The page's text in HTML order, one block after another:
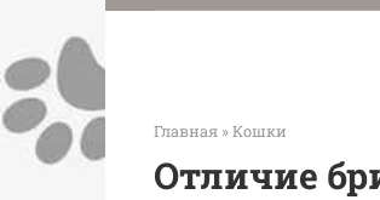
Главная »Кошки
Отличие